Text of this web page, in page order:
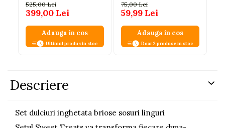
525,00 Lei
399,00 Lei
Adauga in cos
Ultimul produs in stoc
75,00 Lei
59,99 Lei
Adauga in cos
Doar 2 produse in stoc
Descriere
Set dulciuri inghetata briose sosuri linguri